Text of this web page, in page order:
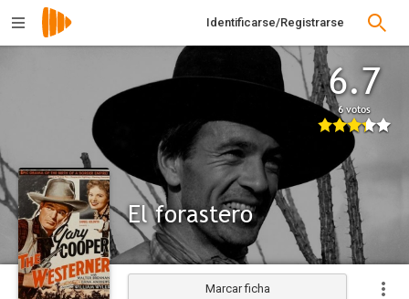
Identificarse/Registrarse
6.7
6 votos
El forastero
Marcar ficha